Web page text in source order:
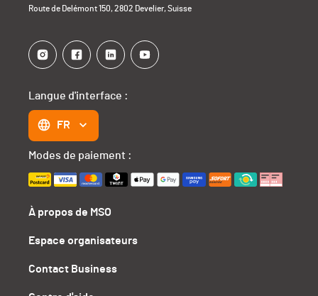
Route de Delémont 150, 2802 Develier, Suisse
À propos de MSO
Espace organisateurs
Contact Business
Langue d'interface :
FR
Modes de paiement :